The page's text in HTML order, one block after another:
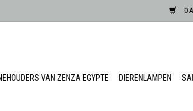
0
VAN ZENZA EGYPTE DIERENLAMPEN